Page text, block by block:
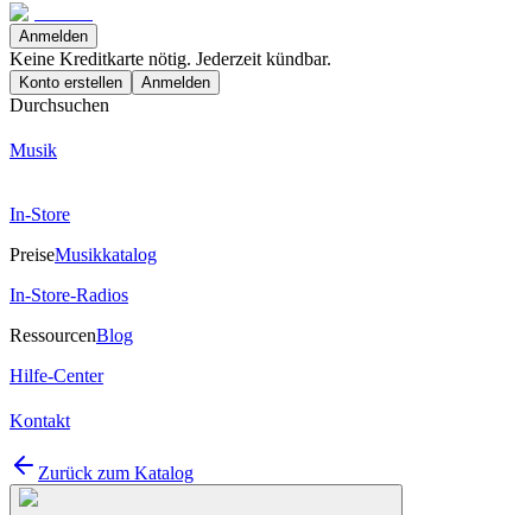
Anmelden
Keine Kreditkarte nötig. Jederzeit kündbar.
Konto erstellen Anmelden
Durchsuchen
Musik
In-Store
PreiseMusikkatalog
In-Store-Radios
RessourcenBlog
Hilfe-Center
Kontakt
Zurück zum Katalog